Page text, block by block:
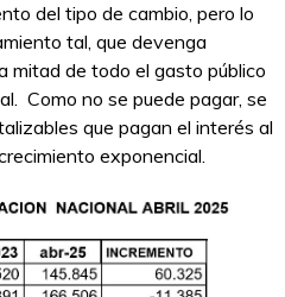
del tipo de cambio, pero lo
tal, que devenga
mitad de todo el gasto público
Como no se puede pagar, se
que pagan el interés al
exponencial.